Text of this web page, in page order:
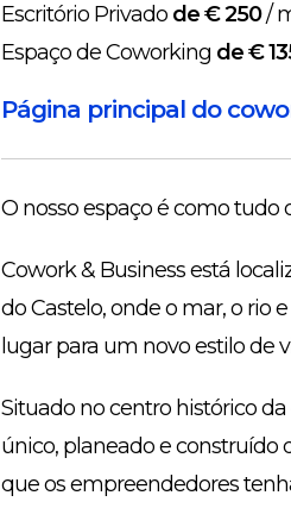
Escritório Privado de € 250/
Espaço de Coworking de €
Página principal do
O nosso espaço é como
Cowork & Business está
do Castelo, onde o mar, o rio
lugar para um novo estilo de
Situado no centro histórico
único, planeado e construído
que os empreendedores